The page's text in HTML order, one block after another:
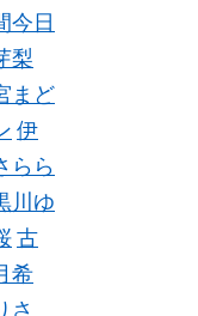
今日
梨
まど
伊
らら
川ゆ
古
希
さ